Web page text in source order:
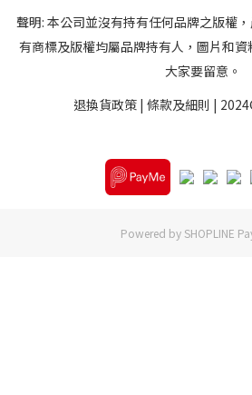
聲明: 本公司並沒有持有任何品牌之版權
有商標及版權均屬品牌持有人，圖片和
大家要留意。
退換貨政策 | 條款及細則 |
Powered by SHOPLINE